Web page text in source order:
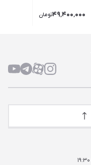
۴۹٬۴۰۰٬۰۰۰تومان